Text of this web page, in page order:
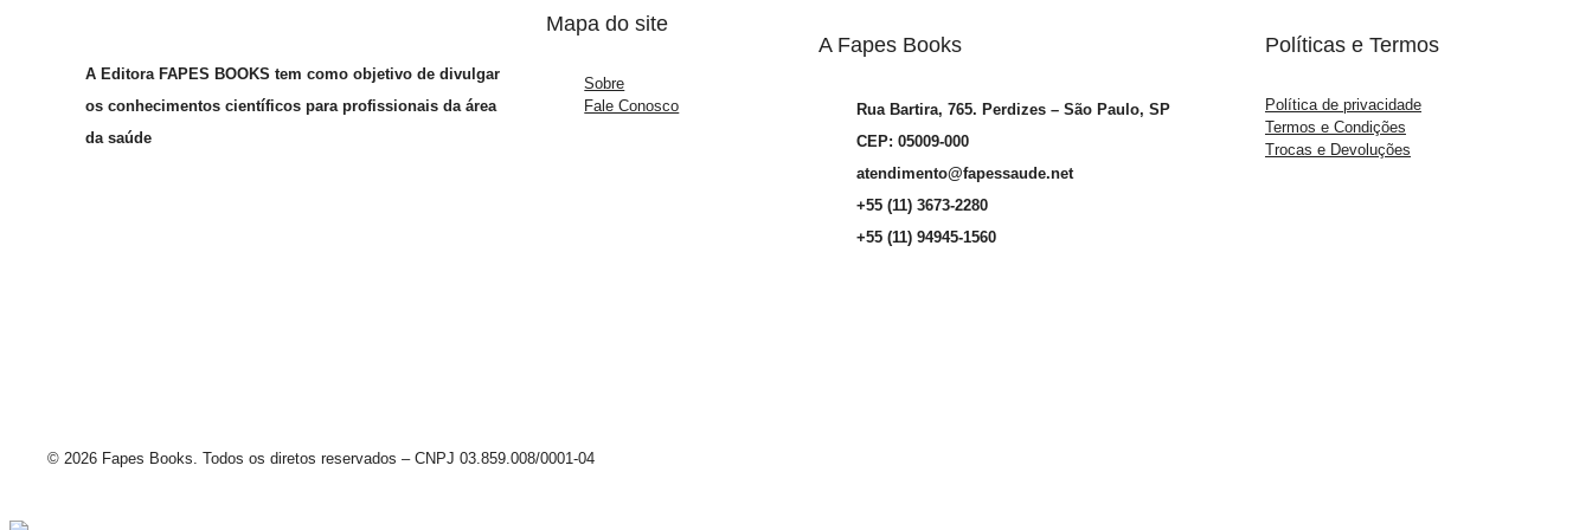
A Editora FAPES BOOKS tem como objetivo de divulgar
os conhecimentos científicos para profissionais da área
da saúde
Mapa do site
Sobre
Fale Conosco
A Fapes Books
Rua Bartira, 765. Perdizes – São Paulo, SP
CEP: 05009-000
atendimento@fapessaude.net
+55 (11) 3673-2280
+55 (11) 94945-1560
Políticas e Termos
Política de privacidade
Termos e Condições
Trocas e Devoluções
© 2026 Fapes Books. Todos os diretos reservados – CNPJ 03.859.008/0001-04